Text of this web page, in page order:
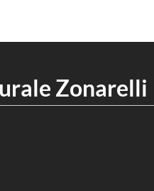
Zonarelli
Zonarelli